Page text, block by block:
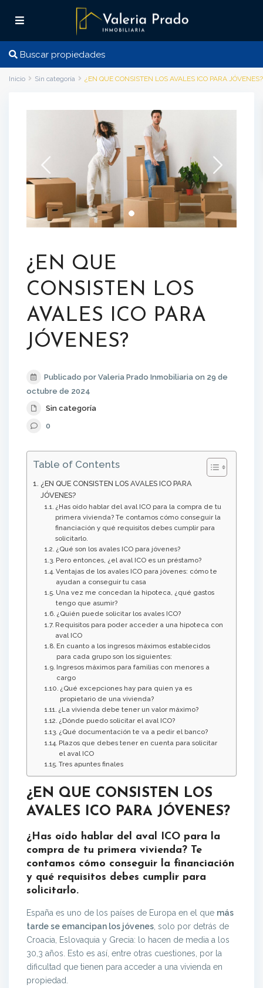
Buscar propiedades
Inicio Sin categoría ¿EN QUE CONSISTEN LOS AVALES ICO PARA JÓVENES?
¿EN QUE
CONSISTEN LOS
AVALES ICO PARA
JÓVENES?
Publicado por Valeria Prado Inmobiliaria on 29 de
octubre de 2024
Sin categoría
0
Table of Contents
¿EN QUE CONSISTEN LOS AVALES ICO PARA
JÓVENES?
¿Has oído hablar del aval ICO para la compra de tu
primera vivienda? Te contamos cómo conseguir la
financiación y qué requisitos debes cumplir para
solicitarlo.
¿Qué son los avales ICO para jóvenes?
Pero entonces, ¿el aval ICO es un préstamo?
Ventajas de los avales ICO para jóvenes: cómo te
ayudan a conseguir tu casa
Una vez me concedan la hipoteca, ¿qué gastos
tengo que asumir?
¿Quién puede solicitar los avales ICO?
Requisitos para poder acceder a una hipoteca con
aval ICO
En cuanto a los ingresos máximos establecidos
para cada grupo son los siguientes:
Ingresos máximos para familias con menores a
cargo
¿Qué excepciones hay para quien ya es
propietario de una vivienda?
¿La vivienda debe tener un valor máximo?
¿Dónde puedo solicitar el aval ICO?
¿Qué documentación te va a pedir el banco?
Plazos que debes tener en cuenta para solicitar
el aval ICO
Tres apuntes finales
¿EN QUE CONSISTEN LOS
AVALES ICO PARA JÓVENES?
¿Has oído hablar del aval ICO para la
compra de tu primera vivienda? Te
contamos cómo conseguir la financiación
y qué requisitos debes cumplir para
solicitarlo.
España es uno de los países de Europa en el que más
tarde se emancipan los jóvenes, solo por detrás de
Croacia, Eslovaquia y Grecia: lo hacen de media a los
30,3 años. Esto es así, entre otras cuestiones, por la
dificultad que tienen para acceder a una vivienda en
propiedad.